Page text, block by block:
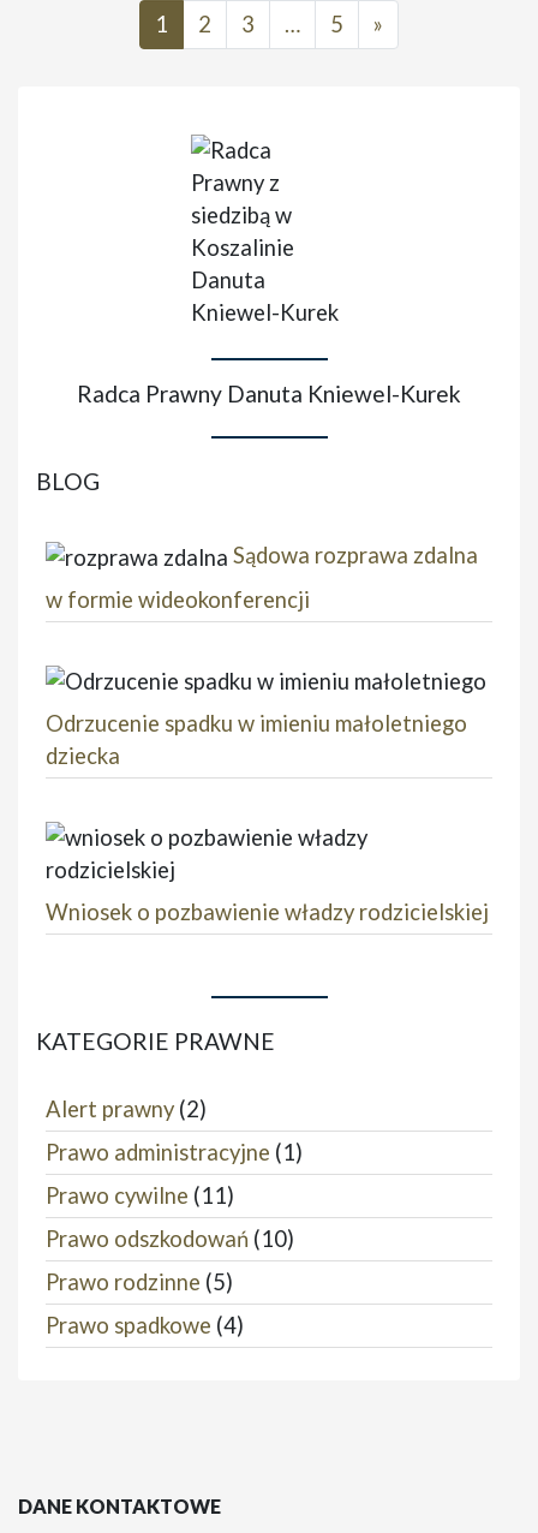
1 2 3 … 5 »
Radca Prawny Danuta Kniewel-Kurek
BLOG
Sądowa rozprawa zdalna
w formie wideokonferencji
Odrzucenie spadku w imieniu małoletniego
dziecka
Wniosek o pozbawienie władzy rodzicielskiej
KATEGORIE PRAWNE
Alert prawny (2)
Prawo administracyjne (1)
Prawo cywilne (11)
Prawo odszkodowań (10)
Prawo rodzinne (5)
Prawo spadkowe (4)
DANE KONTAKTOWE